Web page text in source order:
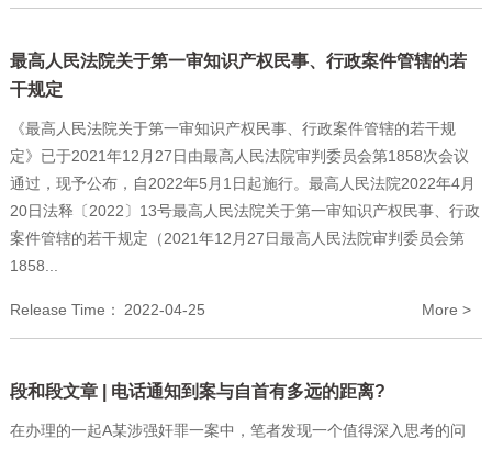
最高人民法院关于第一审知识产权民事、行政案件管辖的若
干规定
《最高人民法院关于第一审知识产权民事、行政案件管辖的若干规
定》已于2021年12月27日由最高人民法院审判委员会第1858次会议
通过，现予公布，自2022年5月1日起施行。最高人民法院2022年4月
20日法释〔2022〕13号最高人民法院关于第一审知识产权民事、行政
案件管辖的若干规定（2021年12月27日最高人民法院审判委员会第
1858...
Release Time： 2022-04-25 More >
段和段文章 | 电话通知到案与自首有多远的距离?
在办理的一起A某涉强奸罪一案中，笔者发现一个值得深入思考的问